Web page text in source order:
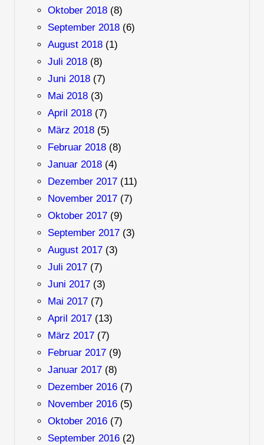
Oktober 2018(8)
September 2018(6)
August 2018(1)
Juli 2018(8)
Juni 2018(7)
Mai 2018(3)
April 2018(7)
März 2018(5)
Februar 2018(8)
Januar 2018(4)
Dezember 2017(11)
November 2017(7)
Oktober 2017(9)
September 2017(3)
August 2017(3)
Juli 2017(7)
Juni 2017(3)
Mai 2017(7)
April 2017(13)
März 2017(7)
Februar 2017(9)
Januar 2017(8)
Dezember 2016(7)
November 2016(5)
Oktober 2016(7)
September 2016(2)